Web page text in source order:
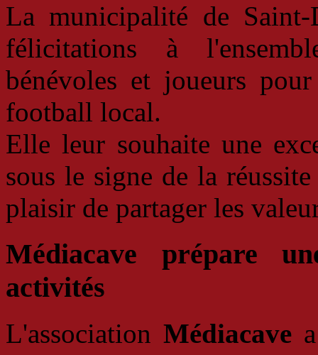
La municipalité de Saint-
félicitations à
bénévoles et joueurs
football local.
Elle leur souhaite une
sous le signe de la
plaisir de partager les
Médiacave prépare
activités
L'association Médiacave